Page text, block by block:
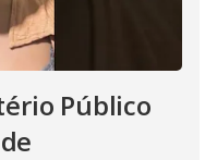
Público